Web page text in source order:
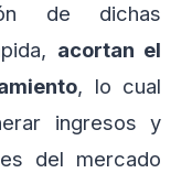
de dichas
acortan el
, lo cual
ingresos y
del mercado